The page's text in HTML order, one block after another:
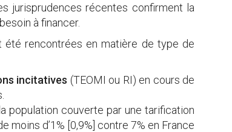
jurisprudences récentes confirment la
à financer.
été rencontrées en matière de type de
incitatives (TEOMI ou RI) en cours de
population couverte par une tarification
moins d’1% [0,9%] contre 7% en France